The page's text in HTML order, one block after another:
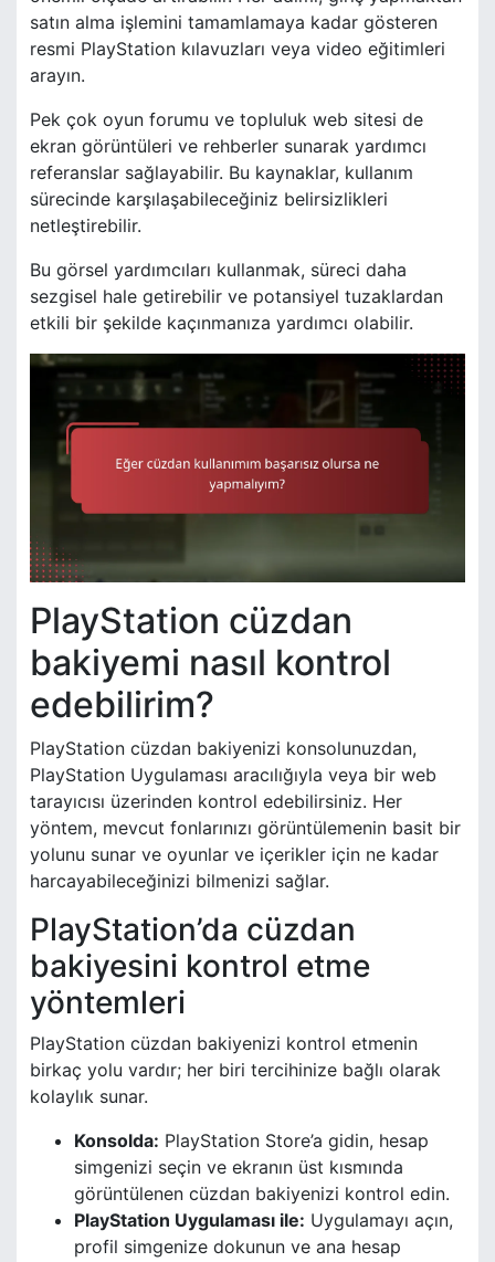
satın alma işlemini tamamlamaya kadar gösteren
resmi PlayStation kılavuzları veya video eğitimleri
arayın.
Pek çok oyun forumu ve topluluk web sitesi de
ekran görüntüleri ve rehberler sunarak yardımcı
referanslar sağlayabilir. Bu kaynaklar, kullanım
sürecinde karşılaşabileceğiniz belirsizlikleri
netleştirebilir.
Bu görsel yardımcıları kullanmak, süreci daha
sezgisel hale getirebilir ve potansiyel tuzaklardan
etkili bir şekilde kaçınmanıza yardımcı olabilir.
PlayStation cüzdan
bakiyemi nasıl kontrol
edebilirim?
PlayStation cüzdan bakiyenizi konsolunuzdan,
PlayStation Uygulaması aracılığıyla veya bir web
tarayıcısı üzerinden kontrol edebilirsiniz. Her
yöntem, mevcut fonlarınızı görüntülemenin basit bir
yolunu sunar ve oyunlar ve içerikler için ne kadar
harcayabileceğinizi bilmenizi sağlar.
PlayStation’da cüzdan
bakiyesini kontrol etme
yöntemleri
PlayStation cüzdan bakiyenizi kontrol etmenin
birkaç yolu vardır; her biri tercihinize bağlı olarak
kolaylık sunar.
Konsolda: PlayStation Store’a gidin, hesap
simgenizi seçin ve ekranın üst kısmında
görüntülenen cüzdan bakiyenizi kontrol edin.
PlayStation Uygulaması ile: Uygulamayı açın,
profil simgenize dokunun ve ana hesap